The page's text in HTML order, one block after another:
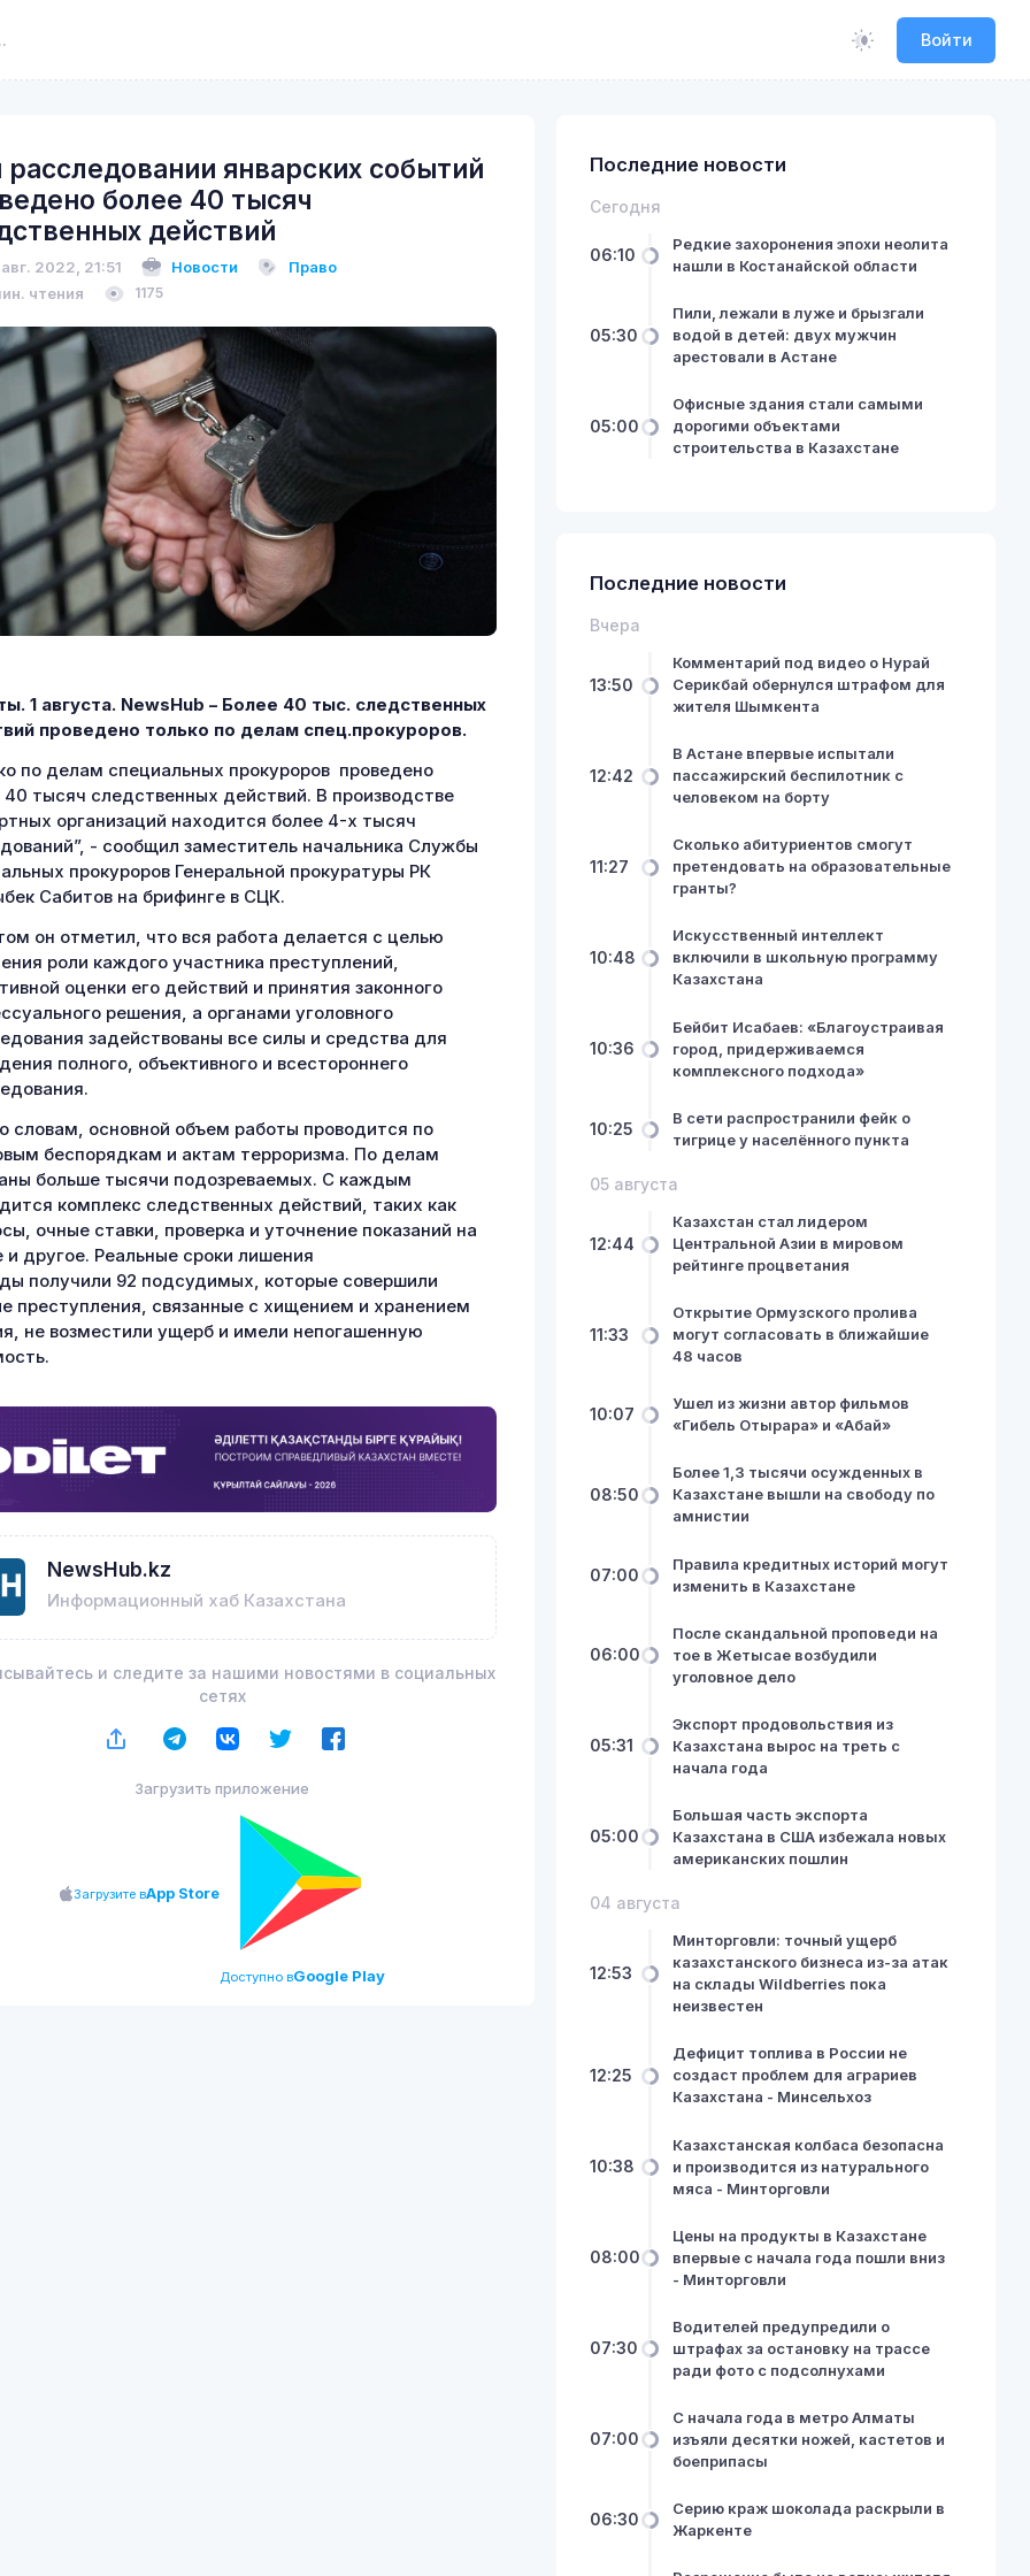
Войти
январских событий
более 40 тысяч
действий
авг. 2022, 21:51 Новости
Право
чтения
1175
1 августа. NewsHub – Более 40 тыс. следственных
проведено только по делам спец.прокуроров.
по делам специальных прокуроров проведено
40 тысяч следственных действий. В производстве
организаций находится более 4-х тысяч
- сообщил заместитель начальника Службы
прокуроров Генеральной прокуратуры РК
Сабитов на брифинге в СЦК.
он отметил, что вся работа делается с целью
роли каждого участника преступлений,
оценки его действий и принятия законного
решения, а органами уголовного
задействованы все силы и средства для
полного, объективного и всестороннего
словам, основной объем работы проводится по
беспорядкам и актам терроризма. По делам
больше тысячи подозреваемых. С каждым
комплекс следственных действий, таких как
очные ставки, проверка и уточнение показаний на
и другое. Реальные сроки лишения
получили 92 подсудимых, которые совершили
преступления, связанные с хищением и хранением
не возместили ущерб и имели непогашенную
NewsHub.kz
Информационный хаб Казахстана
и следите за нашими новостями в социальных
сетях
Загрузить приложение
Загрузите вApp Store
Доступно вGoogle Play
Последние новости
Сегодня
06:10
Редкие захоронения эпохи неолита
нашли в Костанайской области
05:30
Пили, лежали в луже и брызгали
водой в детей: двух мужчин
арестовали в Астане
05:00
Офисные здания стали самыми
дорогими объектами
строительства в Казахстане
Последние новости
Вчера
13:50
Комментарий под видео о Нурай
Серикбай обернулся штрафом для
жителя Шымкента
12:42
В Астане впервые испытали
пассажирский беспилотник с
человеком на борту
11:27
Сколько абитуриентов смогут
претендовать на образовательные
гранты?
10:48
Искусственный интеллект
включили в школьную программу
Казахстана
10:36
Бейбит Исабаев: «Благоустраивая
город, придерживаемся
комплексного подхода»
10:25
В сети распространили фейк о
тигрице у населённого пункта
05 августа
12:44
Казахстан стал лидером
Центральной Азии в мировом
рейтинге процветания
11:33
Открытие Ормузского пролива
могут согласовать в ближайшие
48 часов
10:07
Ушел из жизни автор фильмов
«Гибель Отырара» и «Абай»
08:50
Более 1,3 тысячи осужденных в
Казахстане вышли на свободу по
амнистии
07:00
Правила кредитных историй могут
изменить в Казахстане
06:00
После скандальной проповеди на
тое в Жетысае возбудили
уголовное дело
05:31
Экспорт продовольствия из
Казахстана вырос на треть с
начала года
05:00
Большая часть экспорта
Казахстана в США избежала новых
американских пошлин
04 августа
12:53
Минторговли: точный ущерб
казахстанского бизнеса из-за атак
на склады Wildberries пока
неизвестен
12:25
Дефицит топлива в России не
создаст проблем для аграриев
Казахстана - Минсельхоз
10:38
Казахстанская колбаса безопасна
и производится из натурального
мяса - Минторговли
08:00
Цены на продукты в Казахстане
впервые с начала года пошли вниз
- Минторговли
07:30
Водителей предупредили о
штрафах за остановку на трассе
ради фото с подсолнухами
07:00
С начала года в метро Алматы
изъяли десятки ножей, кастетов и
боеприпасы
06:30
Серию краж шоколада раскрыли в
Жаркенте